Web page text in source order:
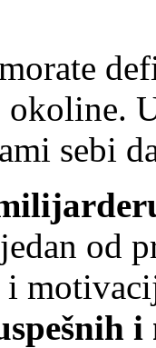
sebi
od